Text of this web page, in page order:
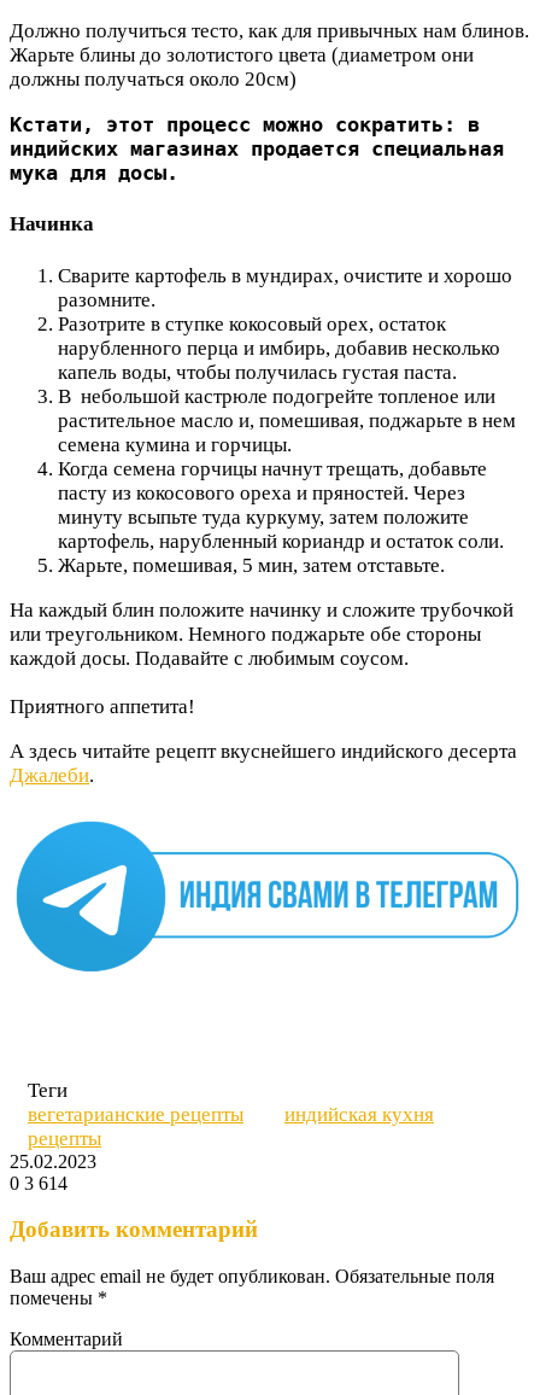
Должно получиться тесто, как для привычных нам блинов.
Жарьте блины до золотистого цвета (диаметром они
должны получаться около 20см)
Кстати, этот процесс можно сократить: в
индийских магазинах продается специальная
мука для досы.
Начинка
Сварите картофель в мундирах, очистите и хорошо
разомните.
Разотрите в ступке кокосовый орех, остаток
нарубленного перца и имбирь, добавив несколько
капель воды, чтобы получилась густая паста.
В небольшой кастрюле подогрейте топленое или
растительное масло и, помешивая, поджарьте в нем
семена кумина и горчицы.
Когда семена горчицы начнут трещать, добавьте
пасту из кокосового ореха и пряностей. Через
минуту всыпьте туда куркуму, затем положите
картофель, нарубленный кориандр и остаток соли.
Жарьте, помешивая, 5 мин, затем отставьте.
На каждый блин положите начинку и сложите трубочкой
или треугольником. Немного поджарьте обе стороны
каждой досы. Подавайте с любимым соусом.
Приятного аппетита!
А здесь читайте рецепт вкуснейшего индийского десерта
Джалеби.
Теги
вегетарианские рецепты
индийская кухня
рецепты
25.02.2023
0 3 614
через
электронную
почту
Добавить комментарий
Ваш адрес email не будет опубликован. Обязательные поля
помечены *
Комментарий